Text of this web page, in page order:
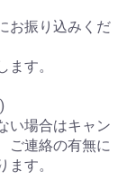
お振り込みくだ
す。
い場合はキャン
ご連絡の有無に
す。